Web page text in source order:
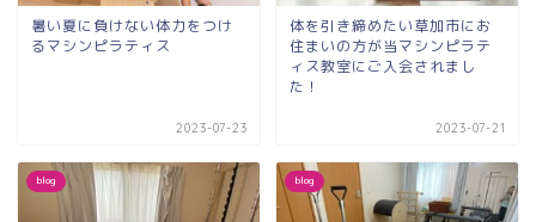
暑い夏に負けない体力をつけ
るマシンピラティス
2023-07-23
体を引き締めたい草加市にお
住まいの方が当マシンピラテ
ィス教室にご入会されまし
た！
2023-07-21
blog blog